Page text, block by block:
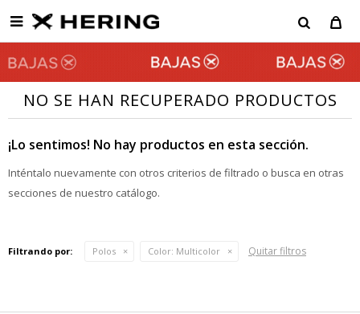

NO SE HAN RECUPERADO PRODUCTOS
¡Lo sentimos! No hay productos en esta sección.
Inténtalo nuevamente con otros criterios de filtrado o busca en otras
secciones de nuestro catálogo.
Filtrando por: Polos Color: Multicolor Quitar filtros